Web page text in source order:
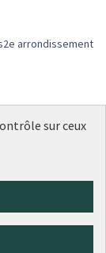
de la catégorie :
Filtrer les résultats
2e arrondissement
sur ceux